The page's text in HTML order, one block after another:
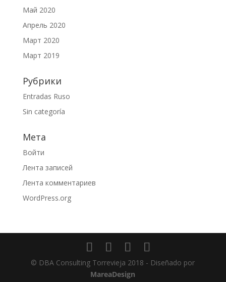
Май 2020
Апрель 2020
Март 2020
Март 2019
Рубрики
Entradas Ruso
Sin categoría
Мета
Войти
Лента записей
Лента комментариев
WordPress.org
© DBA Consulting Torrevieja 2018 - Diseñado por
MareaDesign